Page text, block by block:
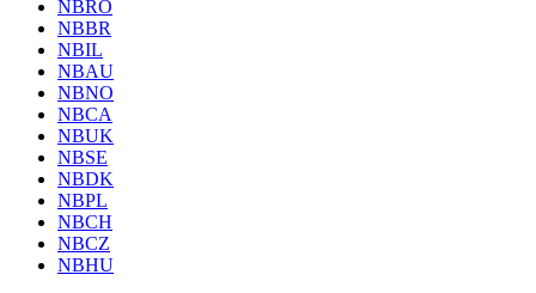
NBRO
NBBR
NBIL
NBAU
NBNO
NBCA
NBUK
NBSE
NBDK
NBPL
NBCH
NBCZ
NBHU